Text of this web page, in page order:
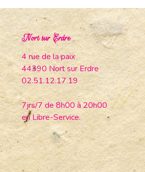
Nort sur Erdre
4 rue de la paix
44390 Nort sur Erdre
02.51.12.17.19
7jrs/7 de 8h00 à 20h00
en Libre-Service.